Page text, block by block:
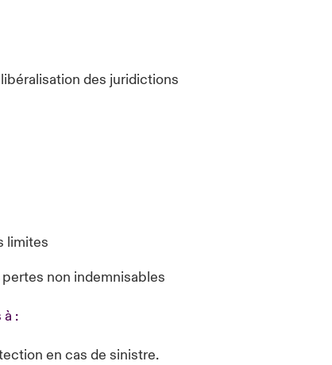
des juridictions
limites
non indemnisables
:
en cas de sinistre.